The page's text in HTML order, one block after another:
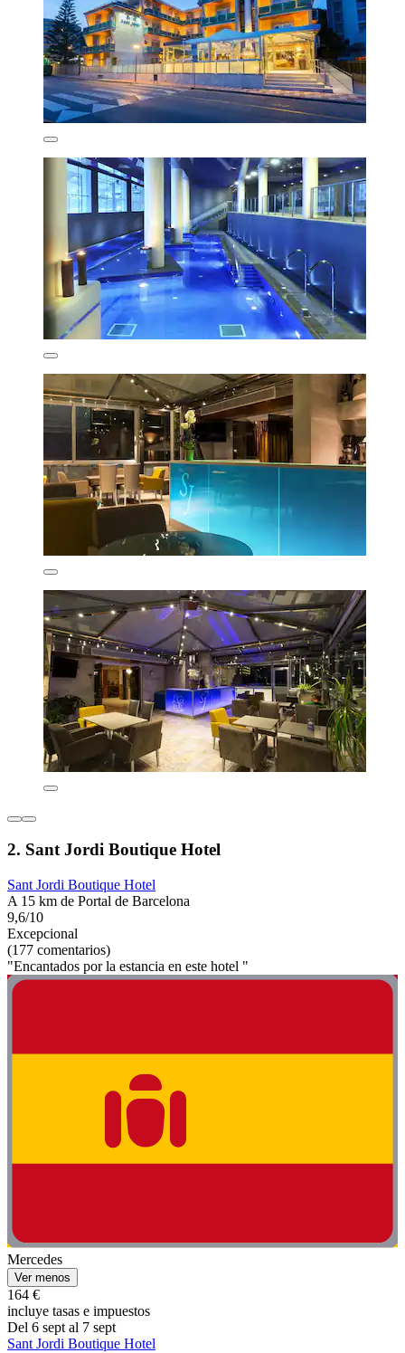
2. Sant Jordi Boutique Hotel
Sant Jordi Boutique Hotel
A 15 km de Portal de Barcelona
9,6/10
Excepcional
(177 comentarios)
"Encantados por la estancia en este hotel "
Mercedes
Ver menos
164 €
incluye tasas e impuestos
Del 6 sept al 7 sept
Sant Jordi Boutique Hotel